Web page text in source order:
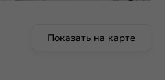
Показать на карте